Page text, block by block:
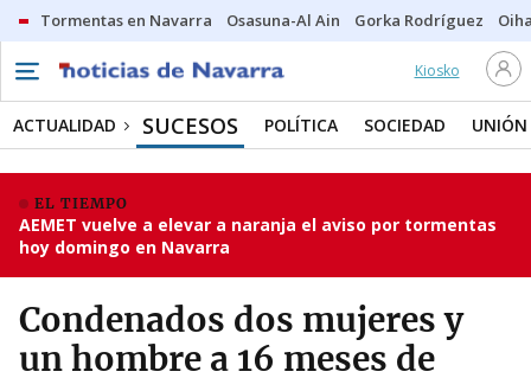
Tormentas en Navarra Osasuna-Al Ain Gorka Rodríguez
Kiosko
ACTUALIDAD SUCESOS POLÍTICA SOCIEDAD UNIÓN
EL TIEMPO
AEMET vuelve a elevar a naranja el aviso por tormentas
hoy domingo en Navarra
Condenados dos mujeres y
un hombre a 16 meses de